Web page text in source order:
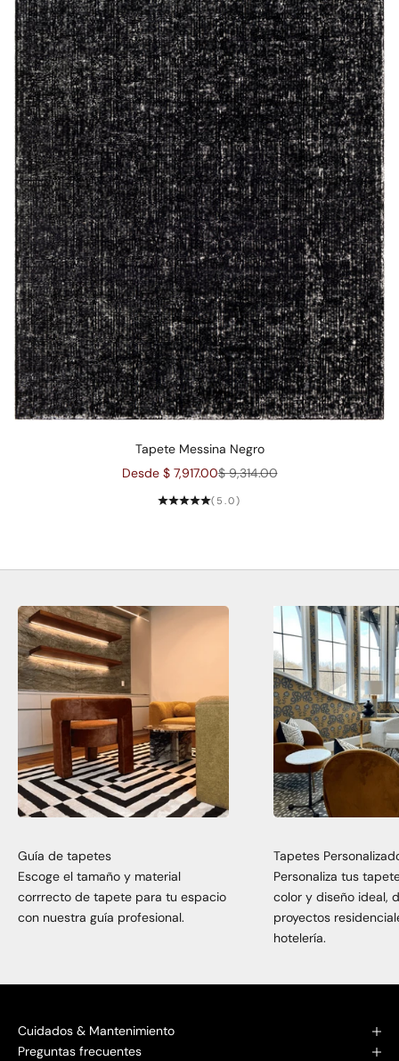
Tapete Messina Negro
Precio de oferta
Desde $ 7,917.00Precio normal
$ 9,314.00
(5.0)
Guía de tapetes
Escoge el tamaño y material
corrrecto de tapete para tu espacio
con nuestra guía profesional.
Tapetes
Personaliza tus
color y diseño ideal,
proyectos
hotelería.
Cuidados & Mantenimiento
Preguntas frecuentes